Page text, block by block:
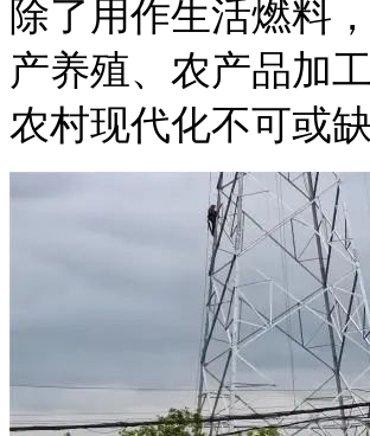
除了用作生活燃料
产养殖、农产品加
农村现代化不可或